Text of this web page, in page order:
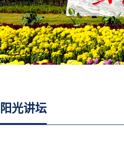
阳光讲坛